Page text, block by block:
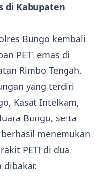
di Kabupaten
Bungo kembali
PETI emas di
Rimbo Tengah.
yang terdiri
Kasat Intelkam,
Bungo, serta
menemukan
PETI di dua
dibakar.